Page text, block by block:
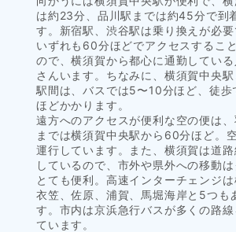
は約23分、品川駅までは約45分で到
す。新宿駅、渋谷駅は乗り換えが必要
いずれも60分ほどでアクセスするこ
ので、横須賀から都心に通勤している
さんいます。ちなみに、横須賀中央
駅間は、バスでは5〜10分ほど、徒歩
ほどかかります。
遠方へのアクセスが便利な空の便は
までは横須賀中央駅から60分ほど。
運行しています。また、横須賀は道
しているので、市外や県外への移動
とても便利。高速インターチェンジは
衣笠、佐原、浦賀、馬堀海岸と5つも
す。市内は京浜急行バスが多くの路線
ています。